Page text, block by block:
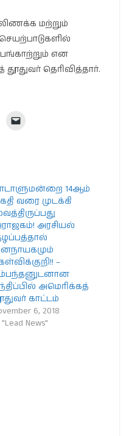
மற்றும்
என
தெரிவித்தார்.
14ஆம்
வரை முடக்கி
அரசியல்
–
அமெரிக்கத்
காட்டம்
6, 2018
"Lead News"